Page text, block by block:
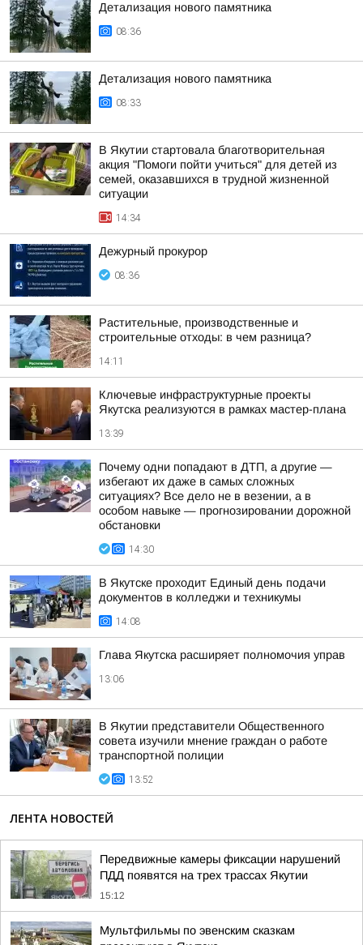
Детализация нового памятника
08:36
Детализация нового памятника
08:33
В Якутии стартовала благотворительная
акция "Помоги пойти учиться" для детей из
семей, оказавшихся в трудной жизненной
ситуации
14:34
Дежурный прокурор
08:36
Растительные, производственные и
строительные отходы: в чем разница?
14:11
Ключевые инфраструктурные проекты
Якутска реализуются в рамках мастер-плана
13:39
Почему одни попадают в ДТП, а другие —
избегают их даже в самых сложных
ситуациях? Все дело не в везении, а в
особом навыке — прогнозировании дорожной
обстановки
14:30
В Якутске проходит Единый день подачи
документов в колледжи и техникумы
14:08
Глава Якутска расширяет полномочия управ
13:06
В Якутии представители Общественного
совета изучили мнение граждан о работе
транспортной полиции
13:52
ЛЕНТА НОВОСТЕЙ
Передвижные камеры фиксации нарушений
ПДД появятся на трех трассах Якутии
15:12
Мультфильмы по эвенским сказкам